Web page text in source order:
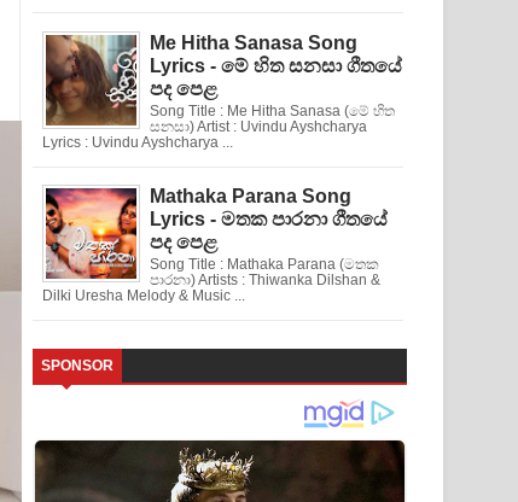
Me Hitha Sanasa Song
Lyrics - මේ හිත සනසා ගීතයේ
පද පෙළ
Song Title : Me Hitha Sanasa (මේ හිත
සනසා) Artist : Uvindu Ayshcharya
Lyrics : Uvindu Ayshcharya ...
Mathaka Parana Song
Lyrics - මතක පාරනා ගීතයේ
පද පෙළ
Song Title : Mathaka Parana (මතක
පාරනා) Artists : Thiwanka Dilshan &
Dilki Uresha Melody & Music ...
SPONSOR